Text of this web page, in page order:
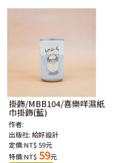
掛飾/MBB104/喜樂咩濕紙
巾掛飾(藍)
作者:
出版社: 給好設計
定價:NT$ 59元
特價:NT$ 59元